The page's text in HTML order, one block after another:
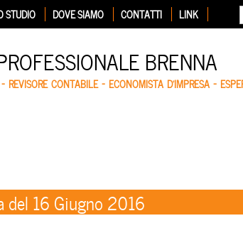
STUDIO DOVE SIAMO CONTATTI LINK
BRENNA
REVISORE CONTABILE – ECONOMISTA D'IMPRESA –
del 16 Giugno 2016